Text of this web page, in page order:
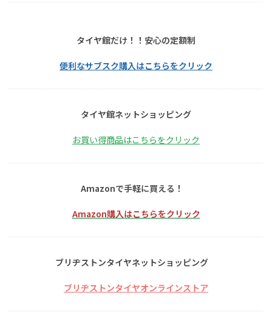
タイヤ館だけ！！安心の定額制
便利なサブスク購入はこちらをクリック
タイヤ館ネットショッピング
お買い得商品はこちらをクリック
Amazonで手軽に買える！
Amazon購入はこちらをクリック
ブリヂストンタイヤネットショッピング
ブリヂストンタイヤオンラインストア